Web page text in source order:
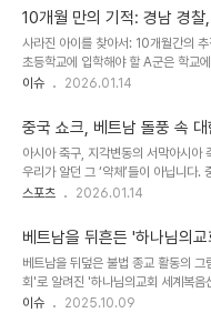
결승 진출에..
차기 4-2 진땀승을 거두고 4강에 올
베트남에 밀려 조 2위로 8강에 오른
을 상대로 점유율은 내주면서도 탄탄
로 더 많은 슛과 유효 슛을 기록했다.
18세 골키퍼 아라키 루이가 승부차기
준하게 유지..
10개월 만의 기적: 경남 경
동 안전 확인! 👏
사라진 아이를 찾아서: 10개월간의
초등학교에 입학해야 할 A군은 학교
경찰에 수사를 의뢰했고, 아이의 행방
에 있을 가능성이 제기되었다. 경남경
관과의 긴밀한 협력을 통해 아이를 찾
국제 공조의 시작: 베트남으로 향하
총영사관에 A군에 대한 단서를 제공
는 즉시 호찌민에서 차량으로 8시간
인하기 위한 노력을 아끼지 않았다. 마
이슈 2026.01.14
중국 쇼크, 베트남 돌풍 속
'벼랑 끝' 승부
아시아 축구, 지각변동의 서막아시아
우리가 알던 그 ‘약체’들이 아닙니다.
베트남은 개최국 사우디아라비아마저
행 티켓을 거머쥐거나 유리한 고지를
주’를 자처하던 한국 축구만 오늘 밤
에 놓였습니다. 중국, 반란의 서막을
입니다. FIFA 랭킹 93위, 이번 대회 ‘
을 받던 중국이 일을 냈습니다. 중국
스포츠 2026.01.14
베트남을 뒤흔든 '하나님의
불안 야기, 엄중 대응
베트남을 뒤덮은 불법 종교 활동의
회'로 알려진 '하나님의교회 세계복음
지 경찰에 적발되었습니다. 국영방송
이슈 2025.10.09